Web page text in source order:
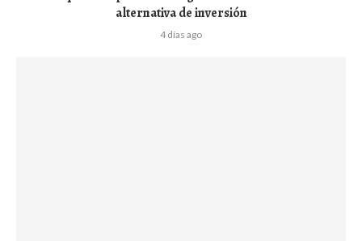
alternativa de inversión
4 días ago